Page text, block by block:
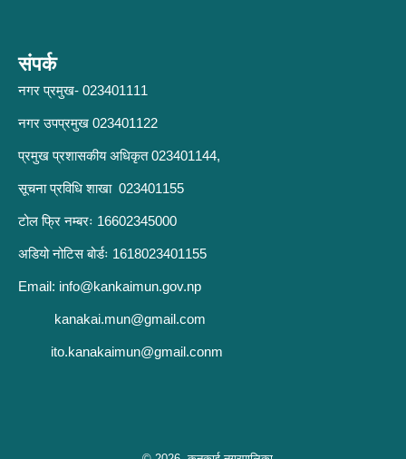
संपर्क
नगर प्रमुख- 023401111
नगर उपप्रमुख 023401122
प्रमुख प्रशासकीय अधिकृत 023401144,
सूचना प्रविधि शाखा 023401155
टोल फ्रि नम्बरः 16602345000
अडियो नोटिस बोर्डः 1618023401155
Email: info@kankaimun.gov.np
kanakai.mun@gmail.com
ito.kanakaimun@gmail.conm